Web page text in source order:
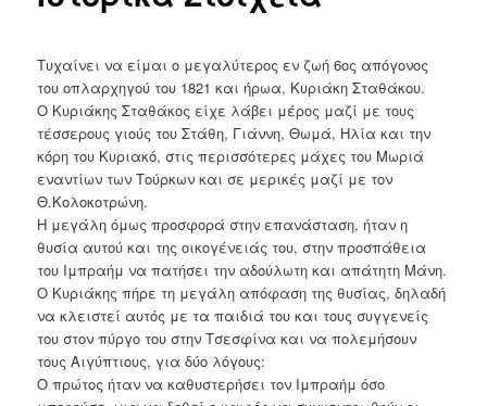
Τυχαίνει να είμαι ο μεγαλύτερος εν ζωή 6ος απόγονος
του οπλαρχηγού του 1821 και ήρωα, Κυριάκη Σταθάκου.
Ο Κυριάκης Σταθάκος είχε λάβει μέρος μαζί με τους
τέσσερους γιούς του Στάθη, Γιάννη, Θωμά, Ηλία και την
κόρη του Κυριακό, στις περισσότερες μάχες του Μωριά
εναντίων των Τούρκων και σε μερικές μαζί με τον
Θ.Κολοκοτρώνη.
Η μεγάλη όμως προσφορά στην επανάσταση, ήταν η
θυσία αυτού και της οικογένειάς του, στην προσπάθεια
του Ιμπραήμ να πατήσει την αδούλωτη και απάτητη Μάνη.
Ο Κυριάκης πήρε τη μεγάλη απόφαση της θυσίας, δηλαδή
να κλειστεί αυτός με τα παιδιά του και τους συγγενείς
του στον πύργο του στην Τσεσφίνα και να πολεμήσουν
τους Αιγύπτιους, για δύο λόγους:
Ο πρώτος ήταν να καθυστερήσει τον Ιμπραήμ όσο